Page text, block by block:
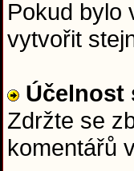
Pokud bylo
vytvořit
Účelnost
Zdržte se
komentářů